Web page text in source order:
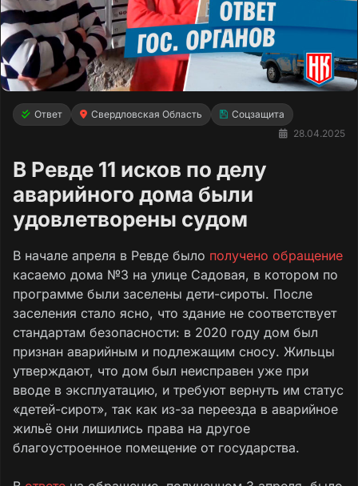
Ответ Свердловская Область
Соцзащита
28.04.2025
В Ревде 11 исков по делу
аварийного дома были
удовлетворены судом
В начале апреля в Ревде было получено обращение
касаемо дома №3 на улице Садовая, в котором по
программе были заселены дети-сироты. После
заселения стало ясно, что здание не соответствует
стандартам безопасности: в 2020 году дом был
признан аварийным и подлежащим сносу. Жильцы
утверждают, что дом был неисправен уже при
вводе в эксплуатацию, и требуют вернуть им статус
«детей-сирот», так как из-за переезда в аварийное
жильё они лишились права на другое
благоустроенное помещение от государства.